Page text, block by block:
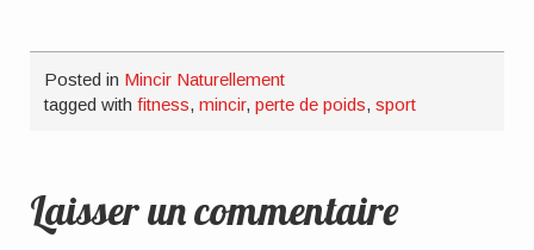
Posted in Mincir Naturellement
tagged withfitness,mincir,perte de poids,sport
Laisser un commentaire